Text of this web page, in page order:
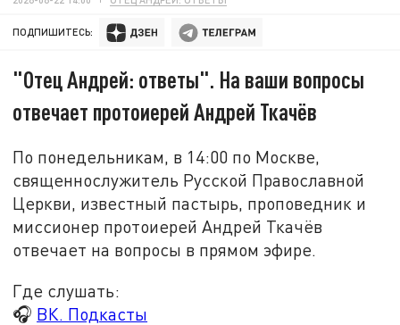
ПОДПИШИТЕСЬ:
"Отец Андрей: ответы". На ваши вопросы
отвечает протоиерей Андрей Ткачёв
По понедельникам, в 14:00 по Москве,
священнослужитель Русской Православной
Церкви, известный пастырь, проповедник и
миссионер протоиерей Андрей Ткачёв
отвечает на вопросы в прямом эфире.
Где слушать:
🎧 ВК. Подкасты